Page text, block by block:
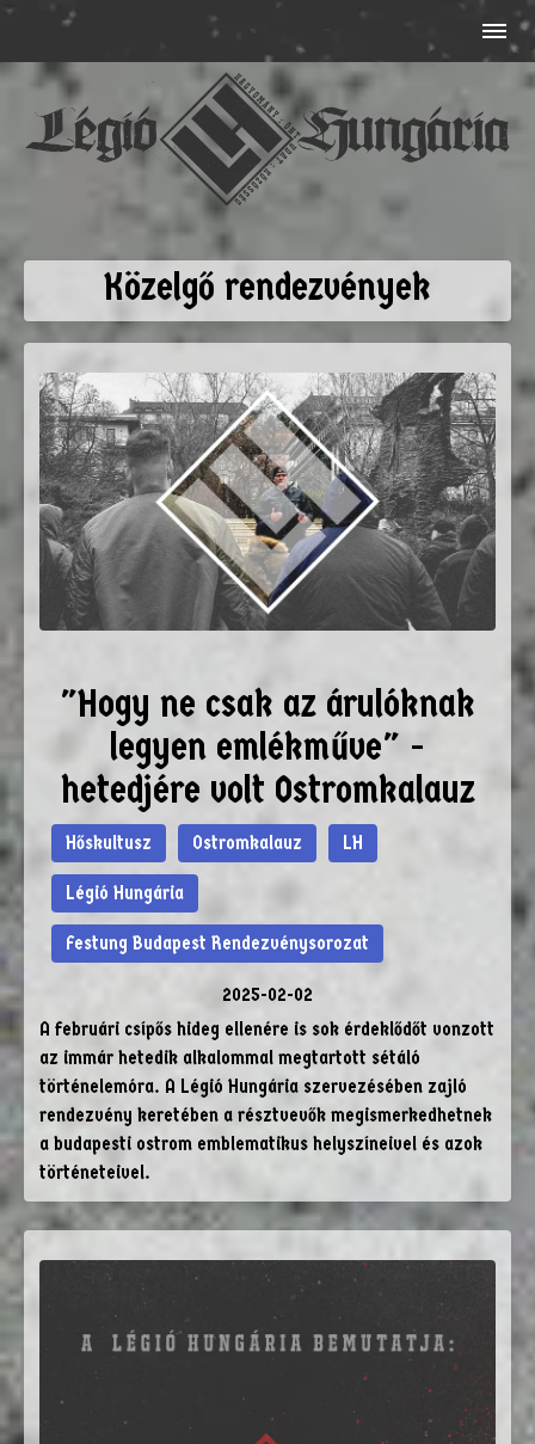
Közelgő rendezvények
"Hogy ne csak az árulóknak
legyen emlékműve" -
hetedjére volt Ostromkalauz
Hőskultusz Ostromkalauz LH
Légió Hungária
Festung Budapest Rendezvénysorozat
2025-02-02
A februári csípős hideg ellenére is sok érdeklődőt vonzott
az immár hetedik alkalommal megtartott sétáló
történelemóra. A Légió Hungária szervezésében zajló
rendezvény keretében a résztvevők megismerkedhetnek
a budapesti ostrom emblematikus helyszíneivel és azok
történeteivel.